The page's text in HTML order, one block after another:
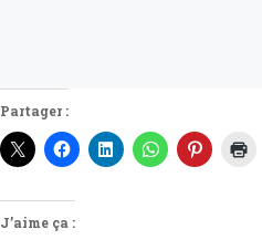
Partager :
J’aime ça :